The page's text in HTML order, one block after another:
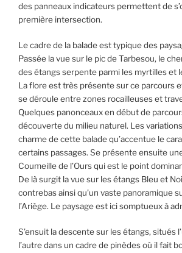
des panneaux indicateurs permettent de
première intersection.
Le cadre de la balade est typique des
Passée la vue sur le pic de Tarbesou, le
des étangs serpente parmi les myrtilles et
La flore est très présente sur ce parcours
se déroule entre zones rocailleuses et
Quelques panonceaux en début de
découverte du milieu naturel. Les
charme de cette balade qu’accentue le
certains passages. Se présente ensuite
Coumeille de l’Ours qui est le point
De là surgit la vue sur les étangs Bleu et
contrebas ainsi qu’un vaste panoramique
l’Ariège. Le paysage est ici somptueux à
S’ensuit la descente sur les étangs, situés
l’autre dans un cadre de pinèdes où il fait